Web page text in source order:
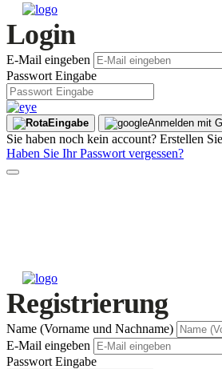
Login
E-Mail eingeben
Passwort Eingabe
Eingabe Anmelden mit
Sie haben noch kein account? Erstellen
Haben Sie Ihr Passwort vergessen?
Registrierung
Name (Vorname und Nachname)
E-Mail eingeben
Passwort Eingabe